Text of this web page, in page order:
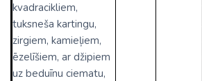
kvadracikliem,
tuksneša kartingu,
zirgiem, kamieļiem,
ēzelīšiem, ar džipiem
uz beduīnu ciematu,